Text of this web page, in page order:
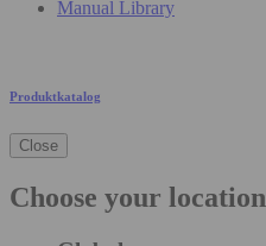
Manual Library
Produktkatalog
Close
Choose your location